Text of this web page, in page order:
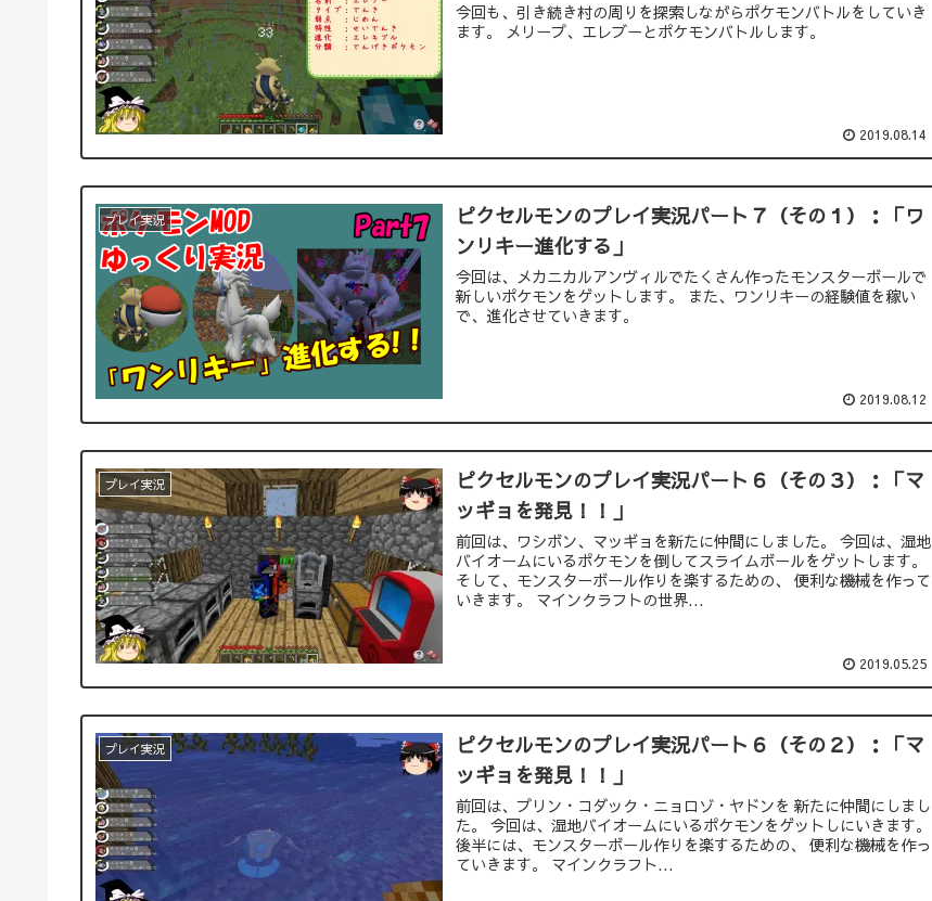
今回も、引き続き村の周りを探索しながらポケモンバトルをしていき
ます。 メリープ、エレブーとポケモンバトルします。
2019.08.14
プレイ実況
ピクセルモンのプレイ実況パート７（その１）：「ワ
ンリキー進化する」
今回は、メカニカルアンヴィルでたくさん作ったモンスターボールで
新しいポケモンをゲットします。 また、ワンリキーの経験値を稼い
で、進化させていきます。
2019.08.12
プレイ実況
ピクセルモンのプレイ実況パート６（その３）：「マ
ッギョを発見！！」
前回は、ワシボン、マッギョを新たに仲間にしました。 今回は、湿地
バイオームにいるポケモンを倒してスライムボールをゲットします。
そして、モンスターボール作りを楽するための、 便利な機械を作って
いきます。 マインクラフトの世界...
2019.05.25
プレイ実況
ピクセルモンのプレイ実況パート６（その２）：「マ
ッギョを発見！！」
前回は、プリン・コダック・ニョロゾ・ヤドンを 新たに仲間にしまし
た。 今回は、湿地バイオームにいるポケモンをゲットしにいきます。
後半には、モンスターボール作りを楽するための、 便利な機械を作っ
ていきます。 マインクラフト...